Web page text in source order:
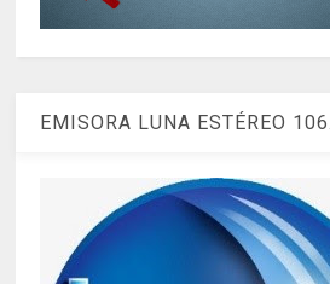
EMISORA LUNA ESTÉREO